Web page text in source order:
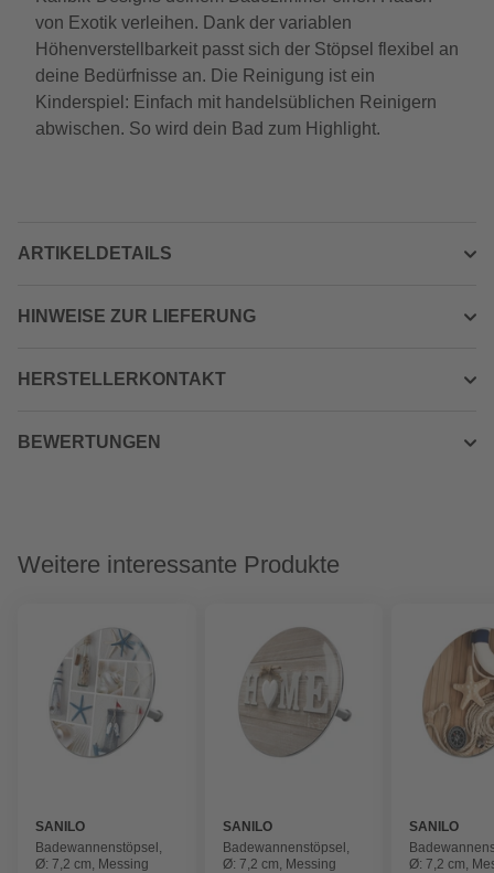
von Exotik verleihen. Dank der variablen
Höhenverstellbarkeit passt sich der Stöpsel flexibel an
deine Bedürfnisse an. Die Reinigung ist ein
Kinderspiel: Einfach mit handelsüblichen Reinigern
abwischen. So wird dein Bad zum Highlight.
ARTIKELDETAILS
HINWEISE ZUR LIEFERUNG
HERSTELLERKONTAKT
BEWERTUNGEN
Weitere interessante Produkte
SANILO
Badewannenstöpsel,
Ø: 7,2 cm, Messing
SANILO
Badewannenstöpsel,
Ø: 7,2 cm, Messing
SANILO
Ø: 7,2 cm,